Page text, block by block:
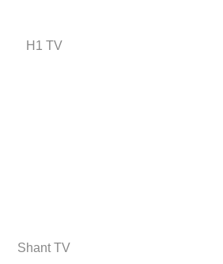
H1 TV
Shant TV